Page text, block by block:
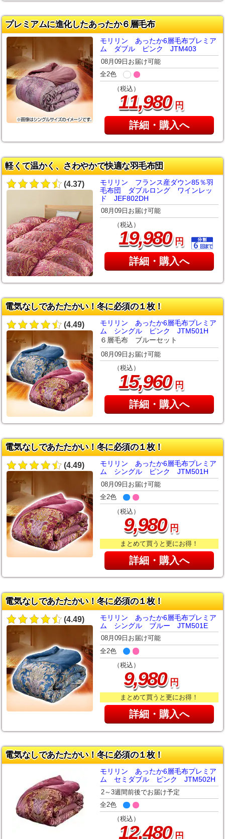
プレミアムに進化したあったか６層毛布
モリリン あったか6層毛布プレミア
ム ダブル ピンク JTM403
08月09日お届け可能
全2色
（税込）
11,980円
詳細・購入へ
軽くて温かく、さわやかで快適な羽毛布団
(4.37)
モリリン フランス産ダウン85％羽
毛布団 ダブルロング ワインレッ
ド JEF802DH
08月09日お届け可能
（税込）
19,980円
詳細・購入へ
電気なしであたたかい！冬に必須の１枚！
(4.49)
モリリン あったか6層毛布プレミア
ム シングル ピンク JTM501H
６層毛布 ブルーセット
08月09日お届け可能
（税込）
15,960円
詳細・購入へ
電気なしであたたかい！冬に必須の１枚！
(4.49)
モリリン あったか6層毛布プレミア
ム シングル ピンク JTM501H
08月09日お届け可能
全2色
（税込）
9,980円
まとめて買うと更にお得！
詳細・購入へ
電気なしであたたかい！冬に必須の１枚！
(4.49)
モリリン あったか6層毛布プレミア
ム シングル ブルー JTM501E
08月09日お届け可能
全2色
（税込）
9,980円
まとめて買うと更にお得！
詳細・購入へ
電気なしであたたかい！冬に必須の１枚！
モリリン あったか6層毛布プレミア
ム セミダブル ピンク JTM502H
2～3週間前後でお届け予定
全2色
（税込）
12,480円